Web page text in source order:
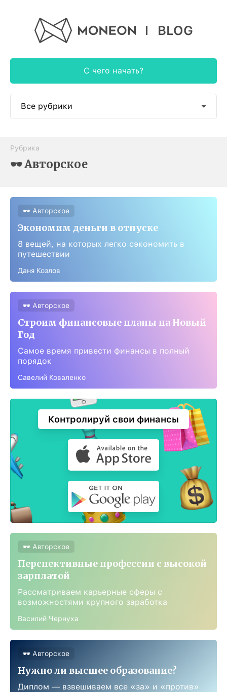
BLOG
Все рубрики
🍭 Наши новости
С чего начать?
Рубрика
🕶 Авторское
🕶 Авторское
Экономим деньги в отпуске
8 вещей, на которых легко сэкономить в
путешествии
Даня Козлов
🕶 Авторское
Строим финансовые планы на Новый
Год
Самое время привести финансы в полный
порядок
Савелий Коваленко
Контролируй свои финансы
🕶 Авторское
Перспективные профессии с высокой
зарплатой
Рассматриваем карьерные сферы с
возможностями крупного заработка
Василий Чернуха
🕶 Авторское
Нужно ли высшее образование?
Диплом — взвешиваем все «за» и «против»